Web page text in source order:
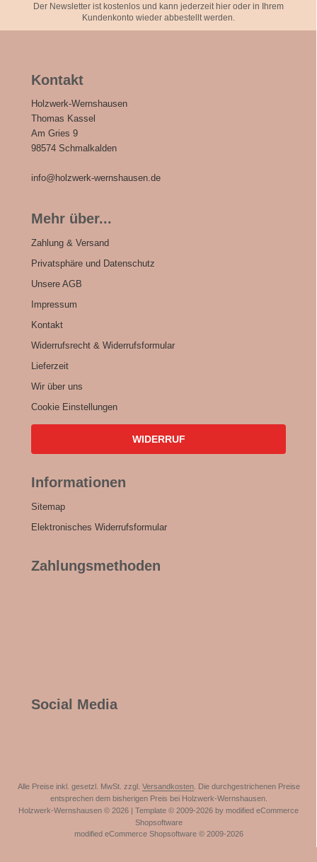
Der Newsletter ist kostenlos und kann jederzeit hier oder in Ihrem
Kundenkonto wieder abbestellt werden.
Kontakt
Holzwerk-Wernshausen
Thomas Kassel
Am Gries 9
98574 Schmalkalden
info@holzwerk-wernshausen.de
Mehr über...
Zahlung & Versand
Privatsphäre und Datenschutz
Unsere AGB
Impressum
Kontakt
Widerrufsrecht & Widerrufsformular
Lieferzeit
Wir über uns
Cookie Einstellungen
WIDERRUF
Informationen
Sitemap
Elektronisches Widerrufsformular
Zahlungsmethoden
Social Media
Alle Preise inkl. gesetzl. MwSt. zzgl. Versandkosten. Die durchgestrichenen Preise
entsprechen dem bisherigen Preis bei Holzwerk-Wernshausen.
Holzwerk-Wernshausen © 2026 | Template © 2009-2026 by modified eCommerce
Shopsoftware
modified eCommerce Shopsoftware © 2009-2026